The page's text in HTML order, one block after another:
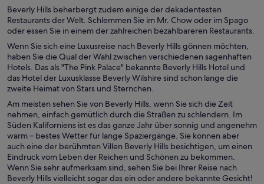
Beverly Hills beherbergt zudem einige der dekadentesten
Restaurants der Welt. Schlemmen Sie im Mr. Chow oder im Spago
oder essen Sie in einem der zahlreichen bezahlbareren Restaurants.
Wenn Sie sich eine Luxusreise nach Beverly Hills gönnen möchten,
haben Sie die Qual der Wahl zwischen verschiedenen sagenhaften
Hotels. Das als "The Pink Palace" bekannte Beverly Hills Hotel und
das Hotel der Luxusklasse Beverly Wilshire sind schon lange die
zweite Heimat von Stars und Sternchen.
Am meisten sehen Sie von Beverly Hills, wenn Sie sich die Zeit
nehmen, einfach gemütlich durch die Straßen zu schlendern. Im
Süden Kaliforniens ist es das ganze Jahr über sonnig und angenehm
warm – bestes Wetter für lange Spaziergänge. Sie können aber
auch eine der berühmten Villen Beverly Hills besichtigen, um einen
Eindruck vom Leben der Reichen und Schönen zu bekommen.
Wenn Sie sehr aufmerksam sind, sehen Sie bei Ihrer Reise nach
Beverly Hills vielleicht sogar das ein oder andere bekannte Gesicht!